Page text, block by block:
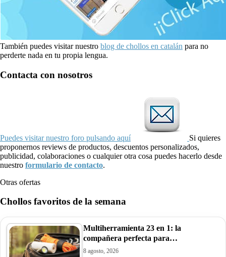
También puedes visitar nuestro blog de chollos en catalán para no
perderte nada en tu propia lengua.
Contacta con nosotros
Puedes visitar nuestro foro pulsando aquí
Si quieres
proponernos reviews de productos, descuentos personalizados,
publicidad, colaboraciones o cualquier otra cosa puedes hacerlo desde
nuestro formulario de contacto.
Otras ofertas
Chollos favoritos de la semana
Multiherramienta 23 en 1: la
compañera perfecta para…
8 agosto, 2026